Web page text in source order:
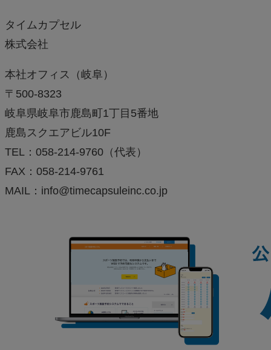
タイムカプセル
株式会社
本社オフィス（岐阜）
〒500-8323
岐阜県岐阜市鹿島町1丁目5番地
鹿島スクエアビル10F
TEL：058-214-9760（代表）
FAX：058-214-9761
MAIL：info@timecapsuleinc.co.jp